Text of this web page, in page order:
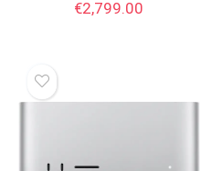
€2,799.00